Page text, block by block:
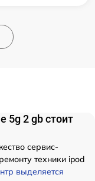
5g 2 gb стоит
сервис-
техники ipod
выделяется